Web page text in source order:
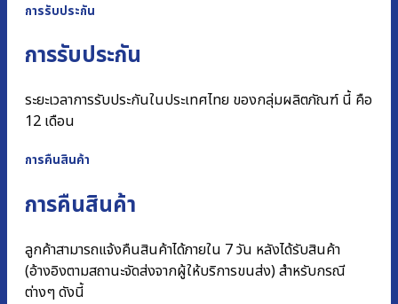
การรับประกัน
การรับประกัน
ระยะเวลาการรับประกันในประเทศไทย ของกลุ่มผลิตภัณฑ์ นี้ คือ
12 เดือน
การคืนสินค้า
การคืนสินค้า
ลูกค้าสามารถแจ้งคืนสินค้าได้ภายใน 7 วัน หลังได้รับสินค้า
(อ้างอิงตามสถานะจัดส่งจากผู้ให้บริการขนส่ง) สำหรับกรณี
ต่างๆ ดังนี้